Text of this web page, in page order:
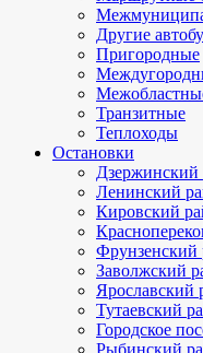
Другие
Пригородные
Транзитные
Теплоходы
Остановки
Дзержинский
Ленинский
Кировский
Фрунзенский
Заволжский
Ярославский
Тутаевский
Городское